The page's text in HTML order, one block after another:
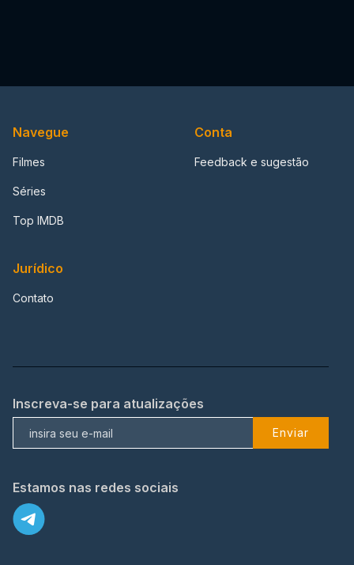
Navegue
Filmes
Séries
Top IMDB
Conta
Feedback e sugestão
Jurídico
Contato
Inscreva-se para atualizações
Enviar
Estamos nas redes sociais